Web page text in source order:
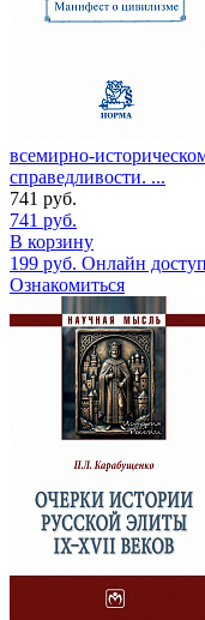
всемирно-
справедливости. ...
741 руб.
741 руб.
В корзину
199 руб. Онлайн доступ
Ознакомиться